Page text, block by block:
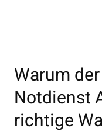
Warum
Notdienst
richtige